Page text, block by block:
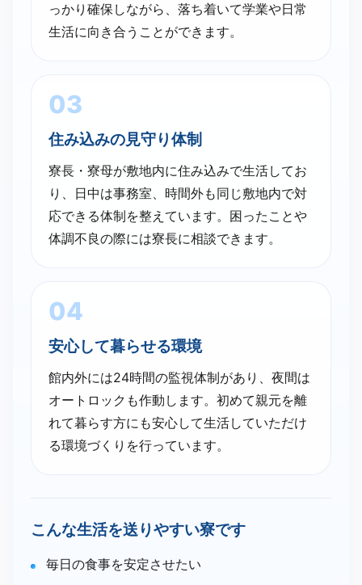
っかり確保しながら、落ち着いて学業や日常
生活に向き合うことができます。
03
住み込みの​見守り体制
寮長・寮母が敷地内に住み込みで生活してお
り、日中は事務室、時間外も同じ敷地内で対
応できる体制を整えています。困ったことや
体調不良の際には寮長に相談できます。
04
安心して​暮らせる​環境
館内外には24時間の監視体制があり、夜間は
オートロックも作動します。初めて親元を離
れて暮らす方にも安心して生活していただけ
る環境づくりを行っています。
こんな​生活を​送りやすい寮です
毎日の食事を安定させたい